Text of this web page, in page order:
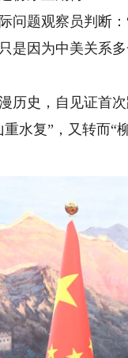
题观察员判断：
因为中美关系多
史，自见证首次
水复”，又转而“